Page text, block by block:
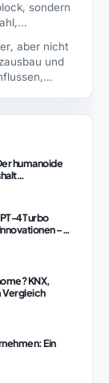
sondern
aber nicht
und
humanoide
4 Turbo
–
KNX,
Vergleich
Ein